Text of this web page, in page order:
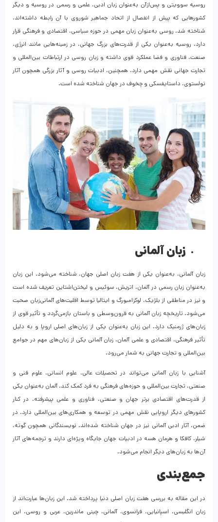
روسیه سوویتی و پس‌ازآن به‌عنوان زبان ادبی، علمی و رسمی در روسیه و دیگر
کشورهایی که پیش از انفصال از اتحاد جماهیر شوروی با آن رابطه داشته‌اند،
شناخته شد. روسی به‌عنوان زبان مهمی در حوزه سیاسی، اقتصادی و فرهنگی قرار
دارد. روسیه به‌عنوان یکی از قدرت‌های بزرگ جهانی، در زمینه‌هایی مانند انرژی،
صنعت، فناوری و فضا عملکرد قوی داشته و زبان روسی در ارتباطات بین‌المللی و
تجارت جهانی نقش مهمی دارد. همچنین، ادبیات روسی و آثار بزرگی همچون آثار
تولستوی، داستایفسکی و چخوف در جهان شناخته شده است.
زبان آلمانی
زبان آلمانی، به‌عنوان یکی از هفت زبان اصلی جهان، شناخته می‌شود. این زبان
به‌عنوان زبان رسمی در آلمان، اتریش، سوئیس و لیختن‌اشتاین تعریف شده است
و نیز در مناطقی از بلژیک، لوکزامبورگ و ایتالیا توسط اقلیت‌های آلمانی‌زبان صحبت
می‌شود. تاریخچه زبان آلمانی به قرون‌وسطی و باستان بازمی‌گردد و تأثیر قوی از
زبان‌های ژرمنیک دارد. این زبان به‌عنوان یکی از زبان‌های اصلی اروپا و به دلیل
تأثیر فرهنگی، اقتصادی و علمی آلمان، زبان آلمانی یکی از زبان‌های مهم در جوامع
بین‌المللی و تجارت جهانی به شمار می‌رود.
آشنایی با زبان آلمانی می‌تواند در تحصیلات عالی، علوم انسانی، علوم فنی و
صنعتی، تجارت بین‌المللی و حوزه‌های فرهنگی به فرد کمک کند. آلمان به‌عنوان یکی
از قدرت‌های اقتصادی برتر جهان و صنعتی، فناوری و علمی پیشرفته، در کنار
کشورهای دیگر اروپایی نقش مهمی در توسعه و همکاری‌های بین‌المللی دارد. در
ضمن، آثار ادبی آلمانی نیز در جهان شناخته شده‌اند. نویسندگانی همچون گوته،
شیلر، کافکا و هرمان هسه در ادبیات جهان جایگاه ویژه‌ای دارند و ترجمه‌های آثار
آن‌ها به زبان‌های دیگر انجام می‌شود.
جمع‌بندی
در این مقاله به بررسی هفت زبان اصلی دنیا پرداخته شد. این زبان‌ها عبارت‌اند از
زبان انگلیسی، اسپانیایی، فرانسوی، آلمانی، چینی ماندرین، عربی و روسی. این